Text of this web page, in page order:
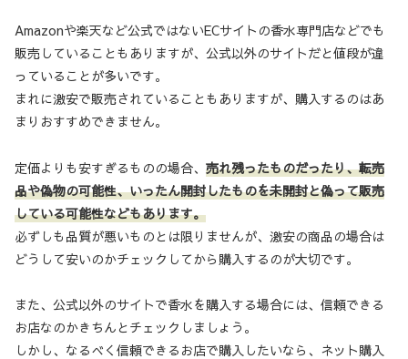
Amazonや楽天など公式ではないECサイトの香水専門店などでも
販売していることもありますが、公式以外のサイトだと値段が違
っていることが多いです。
まれに激安で販売されていることもありますが、購入するのはあ
まりおすすめできません。
定価よりも安すぎるものの場合、 売れ残ったものだったり、転売
品や偽物の可能性、いったん開封したものを未開封と偽って販売
している可能性などもあります。
必ずしも品質が悪いものとは限りませんが、激安の商品の場合は
どうして安いのかチェックしてから購入するのが大切です。
また、公式以外のサイトで香水を購入する場合には、信頼できる
お店なのかきちんとチェックしましょう。
しかし、なるべく信頼できるお店で購入したいなら、ネット購入